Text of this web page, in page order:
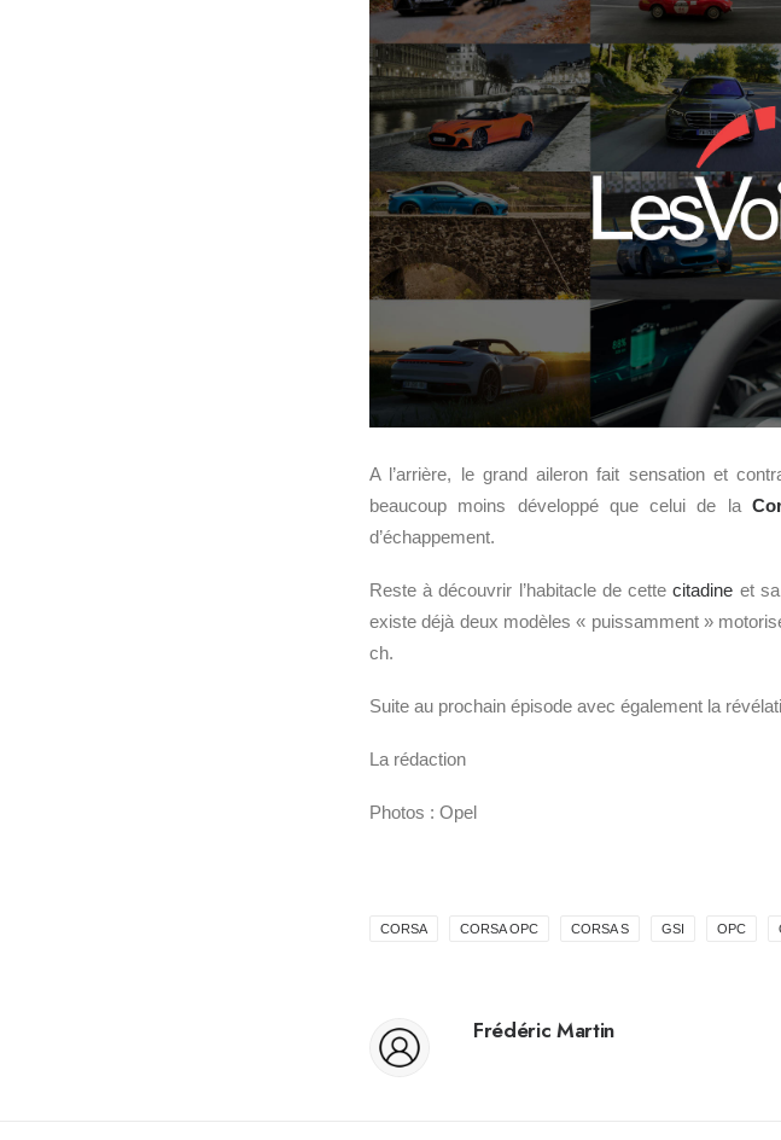
A l’arrière, le grand aileron fait sensation et
beaucoup moins développé que celui de la
d’échappement.
Reste à découvrir l’habitacle de cettecitadine et
existe déjà deux modèles « puissamment »
ch.
Suite au prochain épisode avec également la
La rédaction
Photos : Opel
CORSA CORSA OPC CORSA S GSI OPC
Frédéric Martin